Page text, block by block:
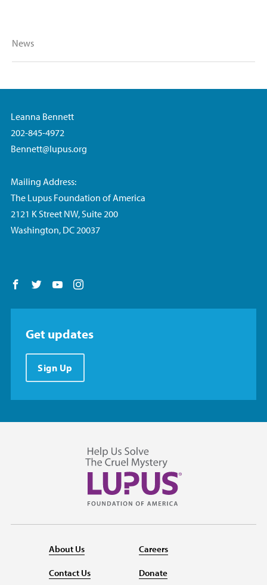
News
Leanna Bennett
202-845-4972
Bennett@lupus.org
Mailing Address:
The Lupus Foundation of America
2121 K Street NW, Suite 200
Washington, DC 20037
Follow us on Facebook
Follow us on Twitter
Follow us on YouTube
Get updates
Sign Up
About Us
Contact Us
Careers
Donate